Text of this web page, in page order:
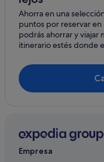
Hoteles LGTBQIA
Apartoteles en
Albergues en
Wanda hoteles
Puerto Iguazú hoteles
Hoteles de 3
Ahorra en una
puntos por reservar en
podrás ahorrar y viajar
itinerario estés donde
Empresa